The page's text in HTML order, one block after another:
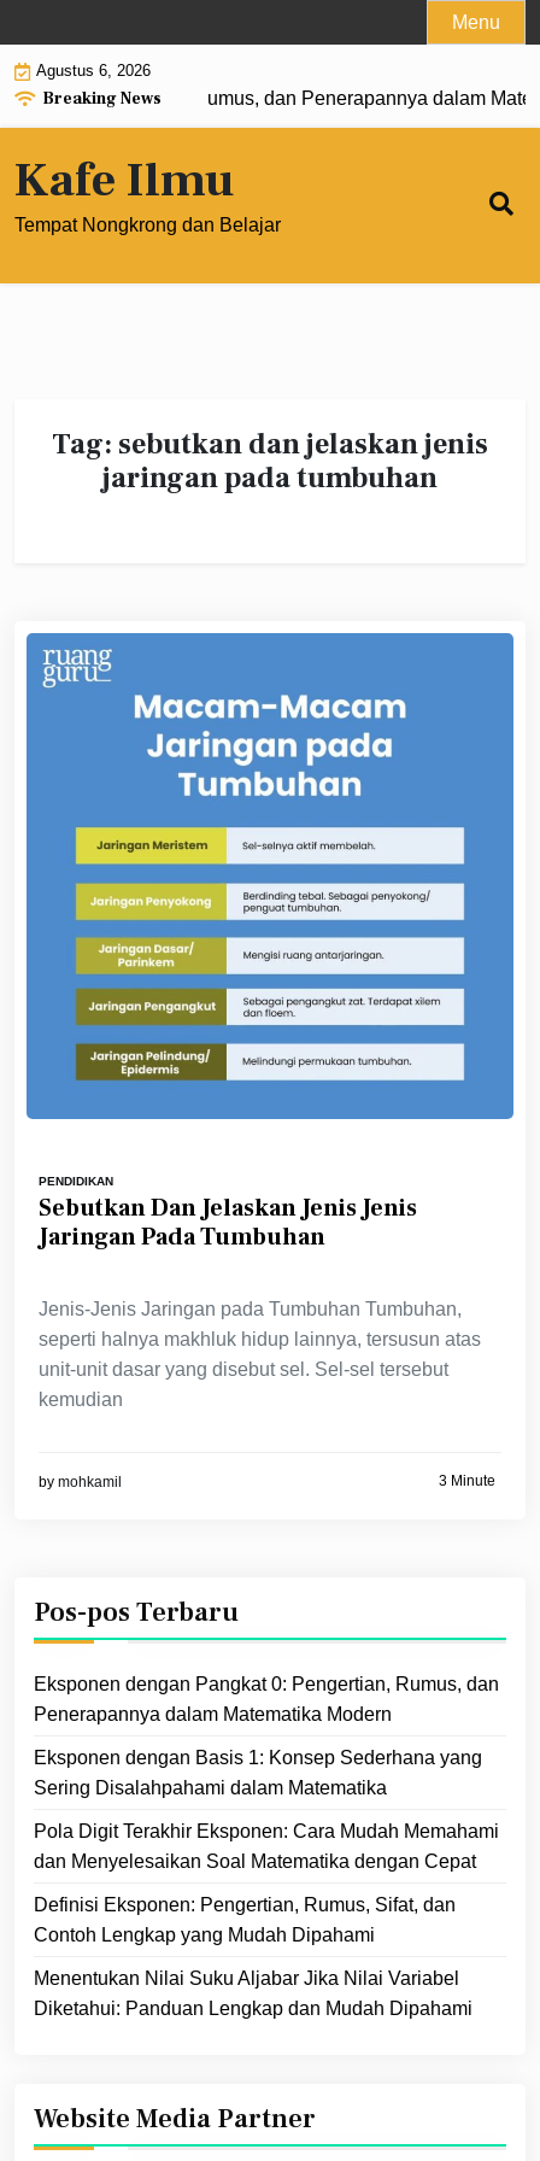
to
content
Menu
Agustus 6, 2026
Breaking News
0: Pengertian, Rumus, dan Penerapannya dalam
Kafe Ilmu
Tempat Nongkrong dan Belajar
Tag: sebutkan dan jelaskan jenis
jaringan pada tumbuhan
PENDIDIKAN
Sebutkan Dan Jelaskan Jenis Jenis
Jaringan Pada Tumbuhan
Jenis-Jenis Jaringan pada Tumbuhan Tumbuhan,
seperti halnya makhluk hidup lainnya, tersusun atas
unit-unit dasar yang disebut sel. Sel-sel tersebut
kemudian
by mohkamil 3 Minute
Pos-pos Terbaru
Eksponen dengan Pangkat 0: Pengertian, Rumus, dan
Penerapannya dalam Matematika Modern
Eksponen dengan Basis 1: Konsep Sederhana yang
Sering Disalahpahami dalam Matematika
Pola Digit Terakhir Eksponen: Cara Mudah Memahami
dan Menyelesaikan Soal Matematika dengan Cepat
Definisi Eksponen: Pengertian, Rumus, Sifat, dan
Contoh Lengkap yang Mudah Dipahami
Menentukan Nilai Suku Aljabar Jika Nilai Variabel
Diketahui: Panduan Lengkap dan Mudah Dipahami
Website Media Partner